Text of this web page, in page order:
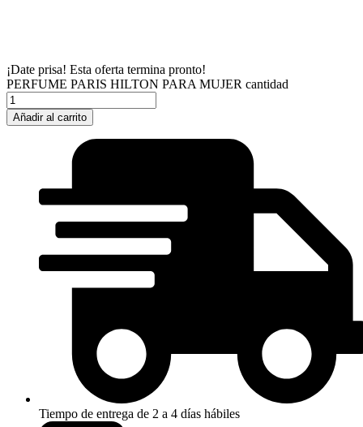
¡Date prisa! Esta oferta termina pronto!
PERFUME PARIS HILTON PARA MUJER cantidad
Añadir al carrito
Tiempo de entrega de 2 a 4 días hábiles